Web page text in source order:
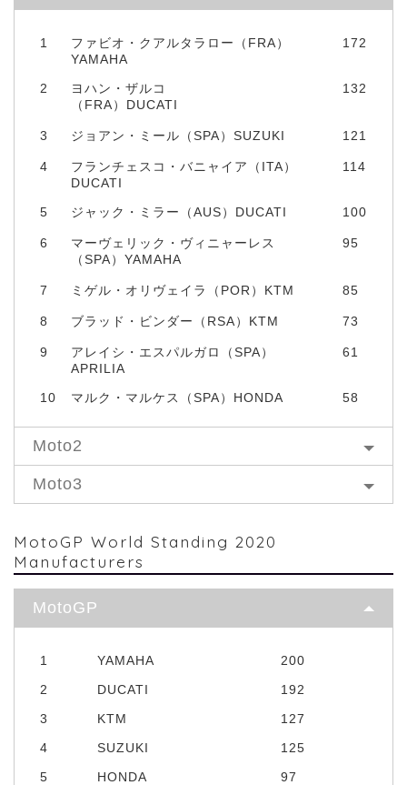
1
ファビオ・クアルタラロー（FRA）
YAMAHA
172
2
ヨハン・ザルコ
（FRA）DUCATI
132
3 ジョアン・ミール（SPA）SUZUKI 121
4
フランチェスコ・バニャイア（ITA）
DUCATI
114
5 ジャック・ミラー（AUS）DUCATI 100
6
マーヴェリック・ヴィニャーレス
（SPA）YAMAHA
95
7 ミゲル・オリヴェイラ（POR）KTM 85
8 ブラッド・ビンダー（RSA）KTM 73
9
アレイシ・エスパルガロ（SPA）
APRILIA
61
10 マルク・マルケス（SPA）HONDA 58
Moto2
Moto3
MotoGP World Standing 2020
Manufacturers
MotoGP
1 YAMAHA
200
2
DUCATI
192
3
KTM
127
4
SUZUKI
125
5
HONDA
97